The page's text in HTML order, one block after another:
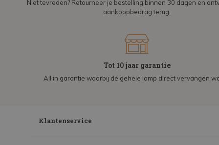
Niet tevreden? Retourneer je bestelling binnen 30 dagen en
aankoopbedrag terug.
Tot 10 jaar garantie
All in garantie waarbij de gehele lamp direct vervangen
Klantenservice